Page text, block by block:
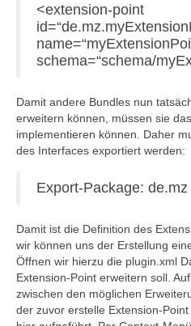
<extension-point
schema=“schema/
Damit andere Bundles nun
erweitern können, müssen sie
implementieren können. Daher
des Interfaces exportiert werden:
Export-Package: de.mz
Damit ist die Definition des
wir können uns der Erstellung
Öffnen wir hierzu die plugin.xml
Extension-Point erweitern soll.
zwischen den möglichen
der zuvor erstelle Extension-Point